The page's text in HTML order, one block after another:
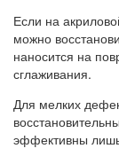
Если на
можно
наносится на
сглаживания.
Для мелких
эффективны